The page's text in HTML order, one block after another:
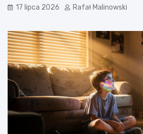
17 lipca 2026 Rafał Malinowski